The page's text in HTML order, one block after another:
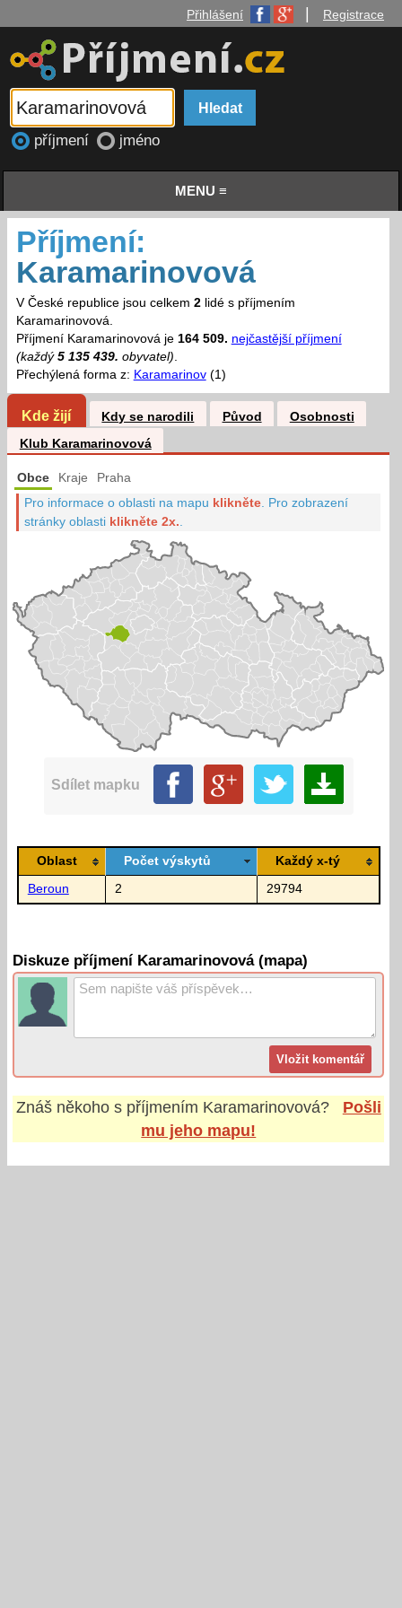
Přihlášení Registrace
příjmení jméno
MENU ≡
Příjmení:
Karamarinovová
V České republice jsou celkem 2lidé s příjmením
Karamarinovová.
Příjmení Karamarinovová je 164 509. nejčastější příjmení
(každý 5 135 439. obyvatel).
Přechýlená forma z: Karamarinov(1)
Kde žijí Kdy se narodili Původ
Osobnosti
Klub Karamarinovová
Obce Kraje Praha
Pro informace o oblasti na mapu klikněte Pro zobrazení
stránky oblasti klikněte 2x.
Sdílet mapku
Oblast Počet výskytů Každý x-tý
Beroun 2 29794
Diskuze příjmení Karamarinovová (mapa)
Znáš někoho s příjmením Karamarinovová?
Pošli
mu jeho mapu!